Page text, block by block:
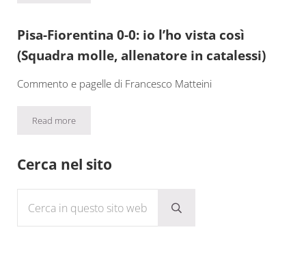
Pisa-Fiorentina 0-0: io l’ho vista così
(Squadra molle, allenatore in catalessi)
Commento e pagelle di Francesco Matteini
Read morePisa-Fiorentina 0-0: io l’ho vista così (Squadra molle, allenatore
Sidebar
Cerca nel sito
Submit search